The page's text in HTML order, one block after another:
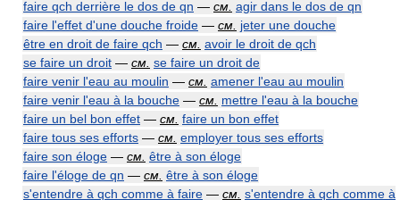
faire qch derrière le dos de qn — см. agir dans le dos de qn
faire l'effet d'une douche froide — см. jeter une douche
être en droit de faire qch — см. avoir le droit de qch
se faire un droit — см. se faire un droit de
faire venir l'eau au moulin — см. amener l'eau au moulin
faire venir l'eau à la bouche — см. mettre l'eau à la bouche
faire un bel bon effet — см. faire un bon effet
faire tous ses efforts — см. employer tous ses efforts
faire son éloge — см. être à son éloge
faire l'éloge de qn — см. être à son éloge
s'entendre à qch comme à faire — см. s'entendre à qch comme à